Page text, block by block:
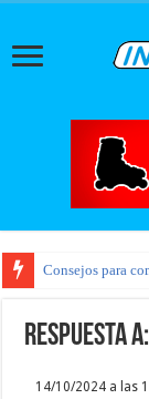
Consejos para
Respuesta
14/10/2024 a las